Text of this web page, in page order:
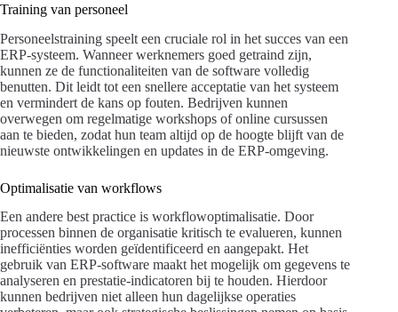
Training van personeel
Personeelstraining speelt een cruciale rol in het succes van een
ERP-systeem. Wanneer werknemers goed getraind zijn,
kunnen ze de functionaliteiten van de software volledig
benutten. Dit leidt tot een snellere acceptatie van het systeem
en vermindert de kans op fouten. Bedrijven kunnen
overwegen om regelmatige workshops of online cursussen
aan te bieden, zodat hun team altijd op de hoogte blijft van de
nieuwste ontwikkelingen en updates in de ERP-omgeving.
Optimalisatie van workflows
Een andere best practice is workflowoptimalisatie. Door
processen binnen de organisatie kritisch te evalueren, kunnen
inefficiënties worden geïdentificeerd en aangepakt. Het
gebruik van ERP-software maakt het mogelijk om gegevens te
analyseren en prestatie-indicatoren bij te houden. Hierdoor
kunnen bedrijven niet alleen hun dagelijkse operaties